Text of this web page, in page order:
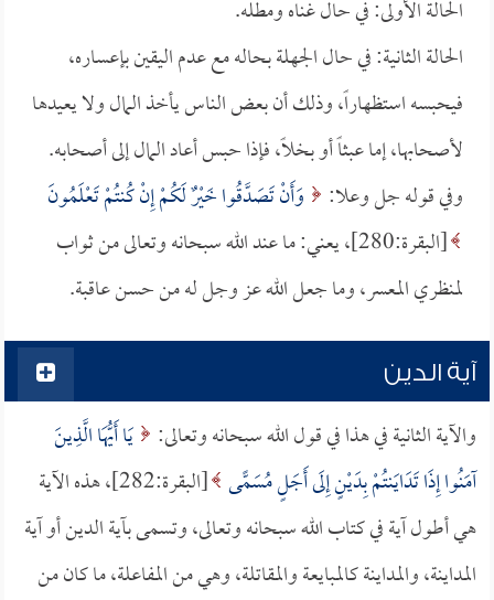
الحالة الأولى: في حال غناه ومطله.
الحالة الثانية: في حال الجهلة بحاله مع عدم اليقين بإعساره،
فيحبسه استظهاراً، وذلك أن بعض الناس يأخذ المال ولا يعيدها
لأصحابها، إما عبثاً أو بخلاً، فإذا حبس أعاد المال إلى أصحابه.
وفي قوله جل وعلا:
وَأَنْ تَصَدَّقُوا خَيْرٌ لَكُمْ إِنْ كُنتُمْ تَعْلَمُونَ
[البقرة:280]، يعني: ما عند الله سبحانه وتعالى من ثواب
لمنظري المعسر، وما جعل الله عز وجل له من حسن عاقبة.
آية الدين
والآية الثانية في هذا في قول الله سبحانه وتعالى: يَا أَيُّهَا الَّذِينَ
آمَنُوا إِذَا تَدَايَنتُمْ بِدَيْنٍ إِلَى أَجَلٍ مُسَمًّى
[البقرة:282]، هذه الآية
هي أطول آية في كتاب الله سبحانه وتعالى، وتسمى بآية الدين أو آية
المداينة، والمداينة كالمبايعة والمقاتلة، وهي من المفاعلة، ما كان من